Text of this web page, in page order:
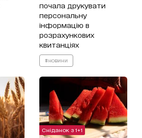
почала друкувати
персональну
інформацію в
розрахункових
квитанціях
#новини
Сніданок з 1+1